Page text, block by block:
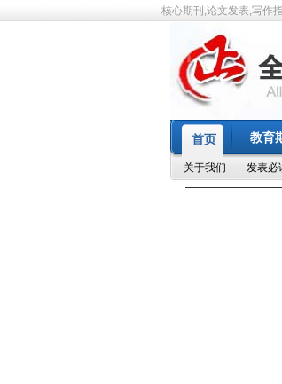
核心期刊,论文发表,写作
首页 教育
关于我们 发表必